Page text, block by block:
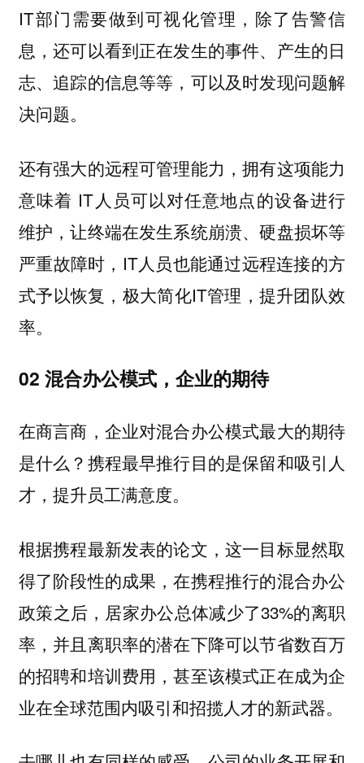
IT部门需要做到可视化管理，除了告警信
息，还可以看到正在发生的事件、产生的日
志、追踪的信息等等，可以及时发现问题解
决问题。
还有强大的远程可管理能力，拥有这项能力
意味着 IT人员可以对任意地点的设备进行
维护，让终端在发生系统崩溃、硬盘损坏等
严重故障时，IT人员也能通过远程连接的方
式予以恢复，极大简化IT管理，提升团队效
率。
02 混合办公模式，企业的期待
在商言商，企业对混合办公模式最大的期待
是什么？携程最早推行目的是保留和吸引人
才，提升员工满意度。
根据携程最新发表的论文，这一目标显然取
得了阶段性的成果，在携程推行的混合办公
政策之后，居家办公总体减少了33%的离职
率，并且离职率的潜在下降可以节省数百万
的招聘和培训费用，甚至该模式正在成为企
业在全球范围内吸引和招揽人才的新武器。